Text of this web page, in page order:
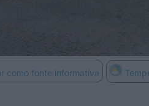
como fonte informativa